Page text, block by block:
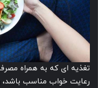
تغذیه ای که به همراه
رعایت خواب مناسب